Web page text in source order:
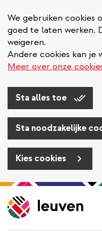
We gebruiken cookies
goed te laten werken.
weigeren.
Andere cookies kan je
Meer over onze
Sta alles toe
Sta noodzakelijke
Kies cookies
Overslaan
en
naar